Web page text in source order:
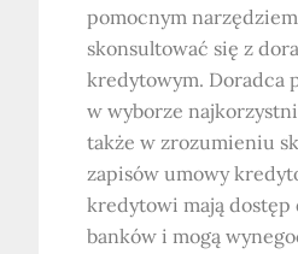
pomocnym
skonsultować się z
kredytowym. Doradca
w wyborze
także w zrozumieniu
zapisów umowy
kredytowi mają
banków i mogą